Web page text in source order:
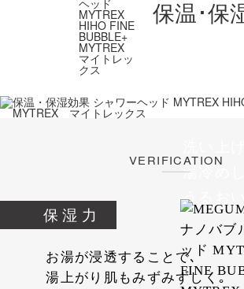
保温･保
湯冷め
うるお
VERIFICATION
保湿力
お湯が浸透することで､
湯上がり肌もみずみずしく｡